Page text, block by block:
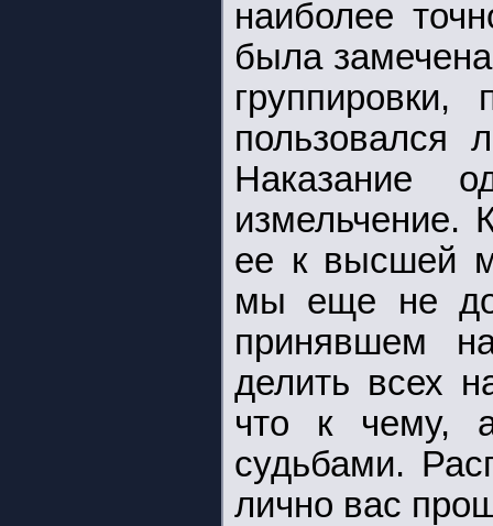
наиболее
была
Наказание
измельчение.
ее к высшей
мы еще не
принявшем
делить всех
что к чему,
судьбами.
лично вас